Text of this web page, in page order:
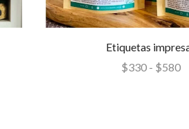
Etiquetas
$330 - $580